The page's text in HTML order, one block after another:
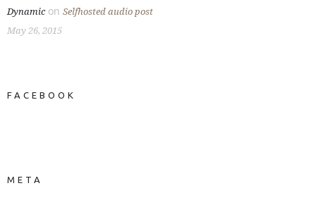
Dynamicon Selfhosted audio post
May 26, 2015
FACEBOOK
META